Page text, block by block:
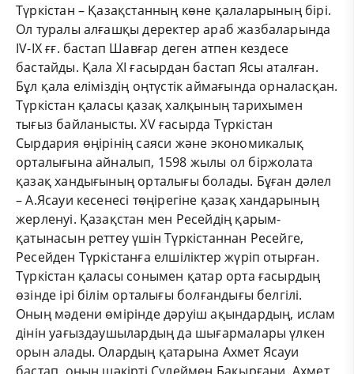
Түркістан – Қазақстанның көне қалаларының бірі.
Ол туралы алғашқы деректер араб жазбаларында
ІV-ІХ ғғ. бастап Шавғар деген атпен кездесе
бастайды. Қала ХІ ғасырдан бастап Ясы аталған.
Бұл қала еліміздің оңтүстік аймағында орналасқан.
Түркістан қаласы қазақ халқының тарихымен
тығыз байланысты. ХV ғасырда Түркістан
Сырдария өңірінің саяси және экономикалық
орталығына айналып, 1598 жылы ол біржолата
қазақ хандығының орталығы болады. Бұған дәлел
– А.Ясауи кесенесі төңірегіне қазақ хандарының
жерленуі. Қазақстан мен Ресейдің қарым-
қатынасын реттеу үшін Түркістаннан Ресейге,
Ресейден Түркістанға елшіліктер жүріп отырған.
Түркістан қаласы сонымен қатар орта ғасырдың
өзінде ірі білім орталығы болғандығы белгілі.
Оның мәдени өмірінде дәруіш ақындардың, ислам
дінін уағыздаушылардың да шығармалары үлкен
орын алады. Олардың қатарына Ахмет Ясауи